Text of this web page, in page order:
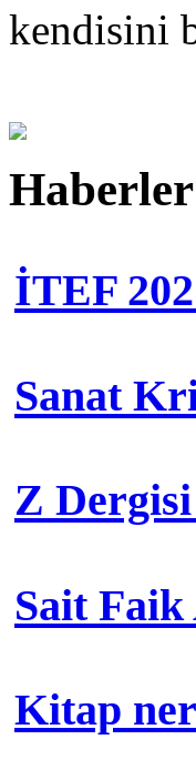
kendisini
Haberler
İTEF
Sanat
Z
Sait Faik
Kitap